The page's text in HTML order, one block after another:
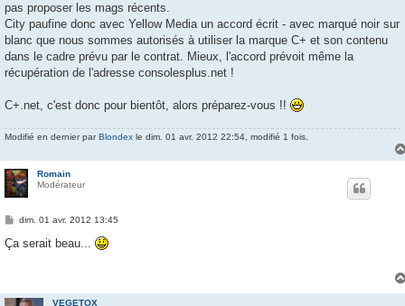
pas proposer les mags récents.
City paufine donc avec Yellow Media un accord écrit - avec marqué noir sur
blanc que nous sommes autorisés à utiliser la marque C+ et son contenu
dans le cadre prévu par le contrat. Mieux, l'accord prévoit même la
récupération de l'adresse consolesplus.net !
C+.net, c'est donc pour bientôt, alors préparez-vous !!
Modifié en dernier par Blondex le dim. 01 avr. 2012 22:54, modifié 1 fois.
Romain
Modérateur
M
s
dim. 01 avr. 2012 13:45
Ça serait beau...
VEGETOX